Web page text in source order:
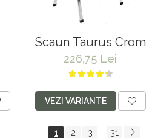
Scaun Taurus Crom
226,75 Lei
VEZI VARIANTE
1 2 3 ... 31